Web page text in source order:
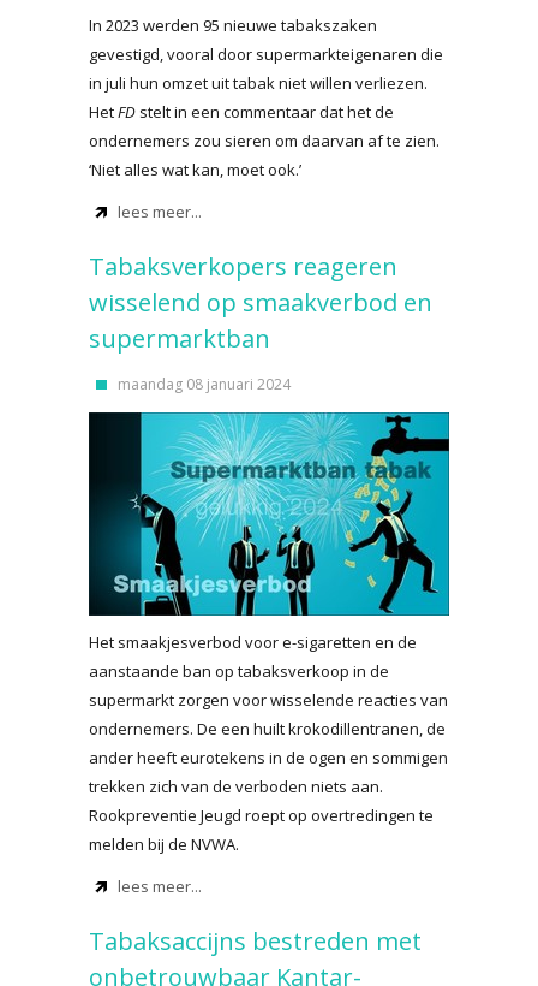
In 2023 werden 95 nieuwe tabakszaken
gevestigd, vooral door supermarkteigenaren die
in juli hun omzet uit tabak niet willen verliezen.
HetFD stelt in een commentaar dat het de
ondernemers zou sieren om daarvan af te zien.
‘Niet alles wat kan, moet ook.’
lees meer...
Tabaksverkopers reageren
wisselend op smaakverbod en
supermarktban
maandag 08 januari 2024
Het smaakjesverbod voor e-sigaretten en de
aanstaande ban op tabaksverkoop in de
supermarkt zorgen voor wisselende reacties van
ondernemers. De een huilt krokodillentranen, de
ander heeft eurotekens in de ogen en sommigen
trekken zich van de verboden niets aan.
Rookpreventie Jeugd roept op overtredingen te
melden bij de NVWA.
lees meer...
Tabaksaccijns bestreden met
onbetrouwbaar Kantar-